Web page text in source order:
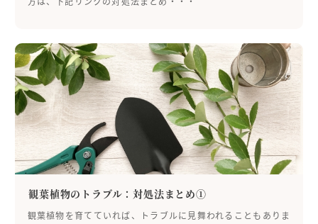
観葉植物のトラブル：対処法まとめ①
観葉植物を育てていれば、トラブルに見舞われることもありま